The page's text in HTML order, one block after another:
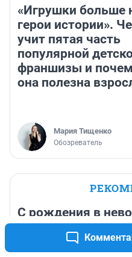
«Игрушки больше
герои истории».
учит пятая часть
популярной
франшизы и
она полезна
Мария Тищенко
Обозреватель
С рождения в
колонии
срок вместе со